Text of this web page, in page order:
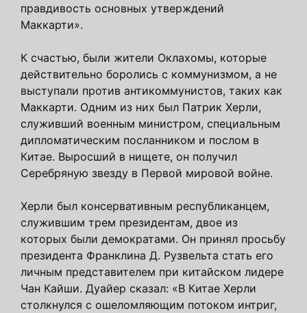
правдивость основных утверждений
Маккарти».
К счастью, были жители Оклахомы, которые
действительно боролись с коммунизмом, а не
выступали против антикоммунистов, таких как
Маккарти. Одним из них был Патрик Херли,
служивший военным министром, специальным
дипломатическим посланником и послом в
Китае. Выросший в нищете, он получил
Серебряную звезду в Первой мировой войне.
Херли был консервативным республиканцем,
служившим трем президентам, двое из
которых были демократами. Он принял просьбу
президента Франклина Д. Рузвельта стать его
личным представителем при китайском лидере
Чан Кайши. Дуайер сказал: «В Китае Херли
столкнулся с ошеломляющим потоком интриг,